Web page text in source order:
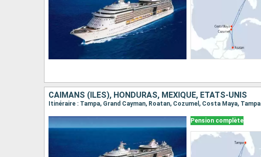
CAÏMANS (ÎLES), HONDURAS, MEXIQUE, ÉTATS-UNIS
Itinéraire : Tampa, Grand Cayman, Roatan, Cozumel, Costa Maya, Tampa
Pension complète